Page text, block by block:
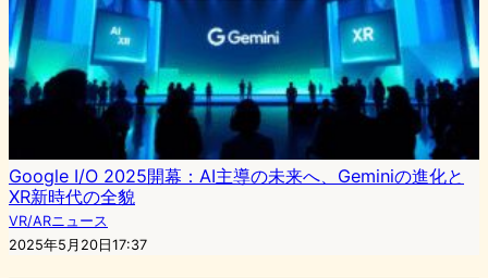
Google I/O 2025開幕：AI主導の未来へ、Geminiの進化と
XR新時代の全貌
VR/ARニュース
2025年5月20日17:37